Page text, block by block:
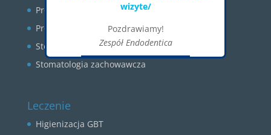
Profilaktyka
Protetyka
Stomatologia estetyczna
Stomatologia zachowawcza
Leczenie
Higienizacja GBT
Okienko zostanie zamknięte za:
wizyte/
Pozdrawiamy!
Zespół Endodentica
CLOSE